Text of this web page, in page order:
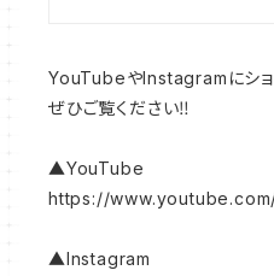
YouTubeやInstagramにショ
ぜひご覧ください‼︎
▲YouTube
https://
▲Instagram